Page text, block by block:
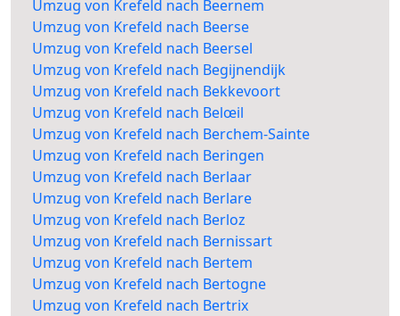
Umzug von Krefeld nach Beernem
Umzug von Krefeld nach Beerse
Umzug von Krefeld nach Beersel
Umzug von Krefeld nach Begijnendijk
Umzug von Krefeld nach Bekkevoort
Umzug von Krefeld nach Belœil
Umzug von Krefeld nach Berchem-Sainte
Umzug von Krefeld nach Beringen
Umzug von Krefeld nach Berlaar
Umzug von Krefeld nach Berlare
Umzug von Krefeld nach Berloz
Umzug von Krefeld nach Bernissart
Umzug von Krefeld nach Bertem
Umzug von Krefeld nach Bertogne
Umzug von Krefeld nach Bertrix